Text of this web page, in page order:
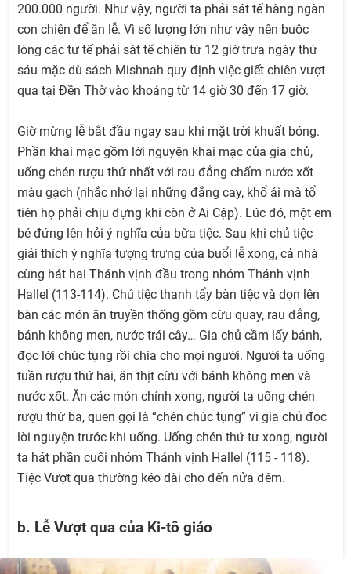
200.000 người. Như vậy, người ta phải sát tế hàng ngàn
con chiên để ăn lễ. Vì số lượng lớn như vậy nên buộc
lòng các tư tế phải sát tế chiên từ 12 giờ trưa ngày thứ
sáu mặc dù sách Mishnah quy định việc giết chiên vượt
qua tại Đền Thờ vào khoảng từ 14 giờ 30 đến 17 giờ.
Giờ mừng lễ bắt đầu ngay sau khi mặt trời khuất bóng.
Phần khai mạc gồm lời nguyện khai mạc của gia chủ,
uống chén rượu thứ nhất với rau đắng chấm nước xốt
màu gạch (nhắc nhớ lại những đắng cay, khổ ải mà tổ
tiên họ phải chịu đựng khi còn ở Ai Cập). Lúc đó, một em
bé đứng lên hỏi ý nghĩa của bữa tiệc. Sau khi chủ tiệc
giải thích ý nghĩa tượng trưng của buổi lễ xong, cả nhà
cùng hát hai Thánh vịnh đầu trong nhóm Thánh vịnh
Hallel (113-114). Chủ tiệc thanh tẩy bàn tiệc và dọn lên
bàn các món ăn truyền thống gồm cừu quay, rau đắng,
bánh không men, nước trái cây… Gia chủ cầm lấy bánh,
đọc lời chúc tụng rồi chia cho mọi người. Người ta uống
tuần rượu thứ hai, ăn thịt cừu với bánh không men và
nước xốt. Ăn các món chính xong, người ta uống chén
rượu thứ ba, quen gọi là “chén chúc tụng” vì gia chủ đọc
lời nguyện trước khi uống. Uống chén thứ tư xong, người
ta hát phần cuối nhóm Thánh vịnh Hallel (115 - 118).
Tiệc Vượt qua thường kéo dài cho đến nửa đêm.
b. Lễ Vượt qua của Ki-tô giáo